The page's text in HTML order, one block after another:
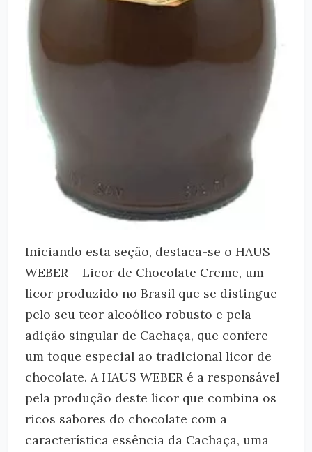
Iniciando esta seção, destaca-se o HAUS
WEBER – Licor de Chocolate Creme, um
licor produzido no Brasil que se distingue
pelo seu teor alcoólico robusto e pela
adição singular de Cachaça, que confere
um toque especial ao tradicional licor de
chocolate. A HAUS WEBER é a responsável
pela produção deste licor que combina os
ricos sabores do chocolate com a
característica essência da Cachaça, uma